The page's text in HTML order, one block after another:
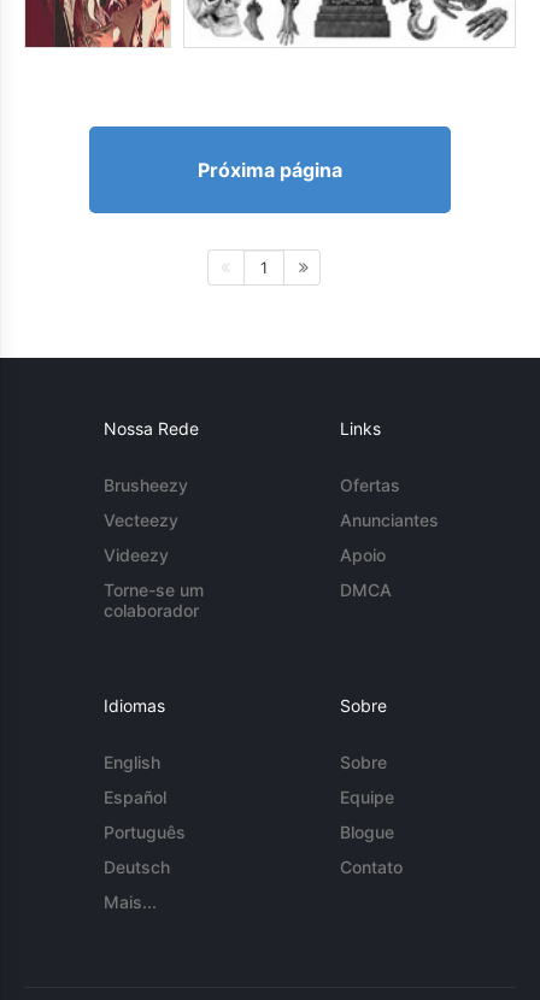
Próxima página
1
Nossa Rede
Brusheezy
Vecteezy
Videezy
Torne-se um
colaborador
Links
Ofertas
Anunciantes
Apoio
DMCA
Idiomas
English
Español
Português
Deutsch
Mais...
Sobre
Sobre
Equipe
Blogue
Contato